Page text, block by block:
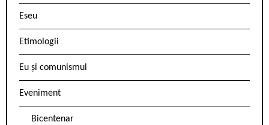
Eseu
Etimologii
Eu și comunismul
Eveniment
Bicentenar